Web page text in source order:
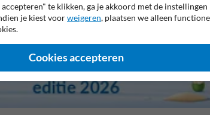
te klikken, ga je akkoord met de instellingen
je kiest voorweigeren, plaatsen we alleen
Cookies accepteren